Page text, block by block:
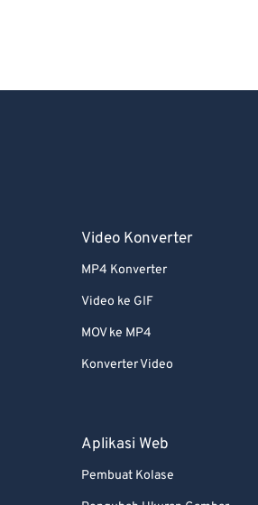
Video Konverter
MP4 Konverter
Video ke GIF
MOV ke MP4
Konverter Video
Aplikasi Web
Pembuat Kolase